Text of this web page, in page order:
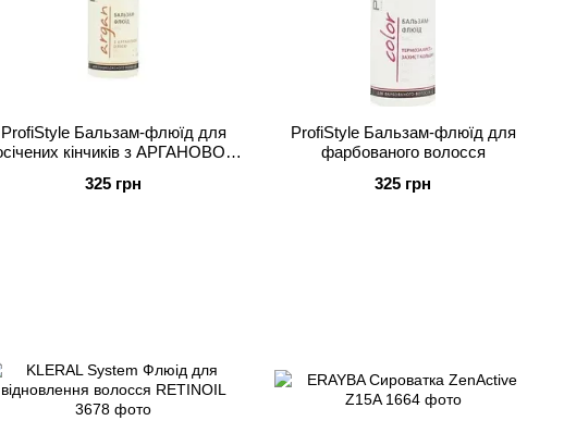
ProfiStyle Бальзам-флюїд для
кінчиків з АРГАНОВОЮ
325 грн
ProfiStyle Бальзам-флюїд для
фарбованого волосся
325 грн